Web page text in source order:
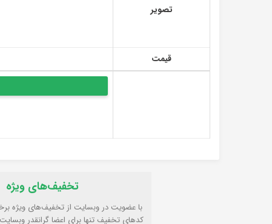
تصویر
قیمت
تخفیف‌های ویژه
با عضویت در وبسایت از تخفیف‌های ویژه
کدهای تخفیف تنها برای اعضا گرانقدر